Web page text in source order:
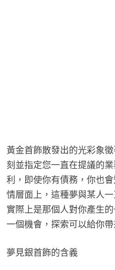
黃金首飾散發出的光彩象
刻並指定您一直在提議的
利，即使你有債務，你也
情層面上，這種夢與某人
實際上是那個人對你產生
一個機會，探索可以給你
夢見銀首飾的含義